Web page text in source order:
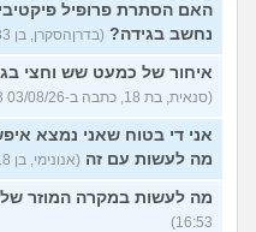
האם הסתרת פרופיל
נחשב בגידה? (בדרןהסקרן, בן 33, כתב ב-03/08/26 17:24)
איחור של כמעט שש וחצי
(סנאית, בת 18, כתבה ב-03/08/26 17:13)
אני די בטוח שאני נמצא
מה לעשות עם זה (אנונימי, בן 18, כתב ב-03/08/26 17:02)
מה לעשות במקרה המוזר
16:53)